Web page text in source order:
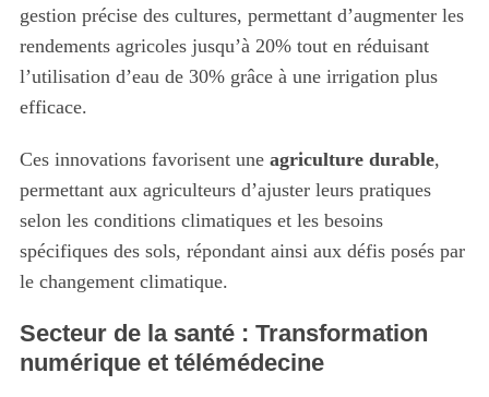
gestion précise des cultures, permettant d’augmenter les
rendements agricoles jusqu’à 20% tout en réduisant
l’utilisation d’eau de 30% grâce à une irrigation plus
efficace.
Ces innovations favorisent une agriculture durable,
permettant aux agriculteurs d’ajuster leurs pratiques
selon les conditions climatiques et les besoins
spécifiques des sols, répondant ainsi aux défis posés par
le changement climatique.
Secteur de la santé : Transformation
numérique et télémédecine